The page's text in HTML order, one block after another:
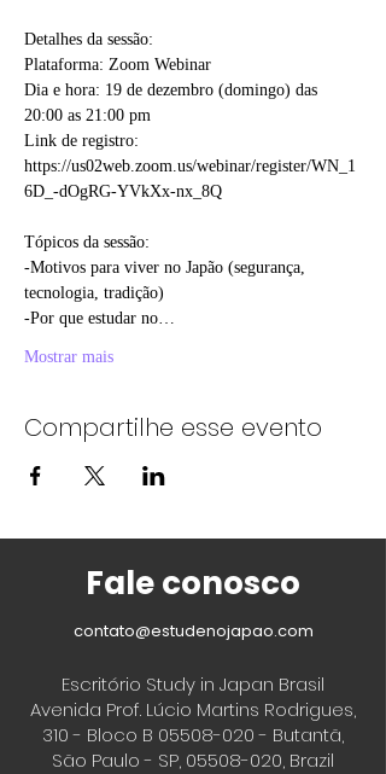
Detalhes da sessão:
Plataforma: Zoom Webinar
Dia e hora: 19 de dezembro (domingo) das
20:00 as 21:00 pm
Link de registro:
https://us02web.zoom.us/webinar/register/WN_1
6D_-dOgRG-YVkXx-nx_8Q
Tópicos da sessão:
-Motivos para viver no Japão (segurança,
tecnologia, tradição)
-Por que estudar no…
Mostrar mais
Compartilhe esse evento
Fale conosco
contato@estudenojapao.com
Escritório Study in Japan Brasil
Avenida Prof. Lúcio Martins Rodrigues,
310 - Bloco B 05508-020- Butantã,
São Paulo - SP, 05508-020, Brazil